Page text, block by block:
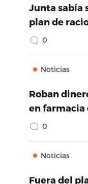
Junta sabía
plan de
0
Noticias
Roban
en farmacia
0
Noticias
Fuera del